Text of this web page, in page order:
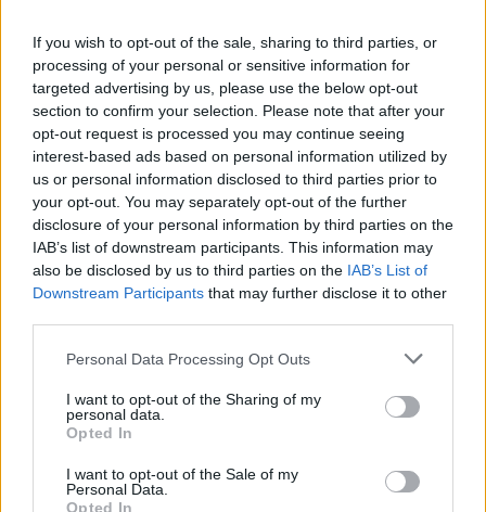
If you wish to opt-out of the sale, sharing to third parties, or
processing of your personal or sensitive information for
targeted advertising by us, please use the below opt-out
section to confirm your selection. Please note that after your
opt-out request is processed you may continue seeing
interest-based ads based on personal information utilized by
us or personal information disclosed to third parties prior to
your opt-out. You may separately opt-out of the further
disclosure of your personal information by third parties on the
IAB’s list of downstream participants. This information may
also be disclosed by us to third parties on the IAB’s List of
Downstream Participants that may further disclose it to other
Please note that this website/app uses one or more Google
not limited to your visit or usage behaviour. You may click to
grant or deny consent to Google and its third-party tags to
use your data for below specified purposes in below Google
consent section.
Personal Data Processing Opt Outs
I want to opt-out of the Sharing of my
personal data.
Opted In
I want to opt-out of the Sale of my
Personal Data.
Opted In
MAGYAR ÉPÍTŐK
Útépítés